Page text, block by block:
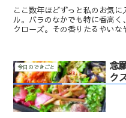
ここ数年ほどずっと私のお気
ル。バラのなかでも特に香高
クローズ。その香りたるやい
今日のできごと
念
ク